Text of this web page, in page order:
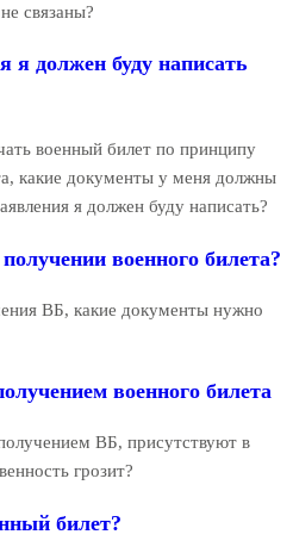
связаны?
я должен буду написать
военный билет по принципу
какие документы у меня должны
я должен буду написать?
военного билета?
ВБ, какие документы нужно
военного билета
ВБ, присутствуют в
грозит?
билет?